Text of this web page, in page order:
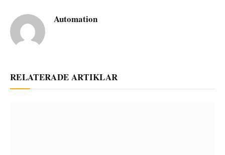
Automation
RELATERADE ARTIKLAR